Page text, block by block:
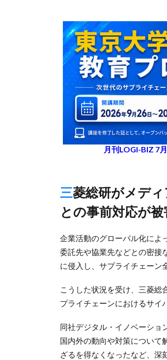
月刊LOGI-BIZ 7
三菱総研がメディア意見交換会で指摘、グループ会社や取引先
との事前対応が
企業活動のグローバル化によ
委託先や協業先などとの密接
に侵入し、サプライチェーン
こうした状況を受け、三菱総
プライチェーンにおけるサイ
同社デジタル・イノベーショ
国内外の動向や対策について
ざるを得なくなったなど、深